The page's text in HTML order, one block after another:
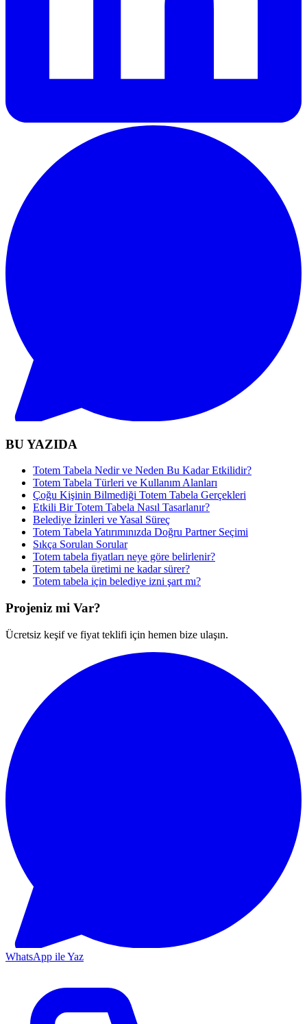
BU YAZIDA
Totem Tabela Nedir ve Neden Bu Kadar Etkilidir?
Totem Tabela Türleri ve Kullanım Alanları
Çoğu Kişinin Bilmediği Totem Tabela Gerçekleri
Etkili Bir Totem Tabela Nasıl Tasarlanır?
Belediye İzinleri ve Yasal Süreç
Totem Tabela Yatırımınızda Doğru Partner Seçimi
Sıkça Sorulan Sorular
Totem tabela fiyatları neye göre belirlenir?
Totem tabela üretimi ne kadar sürer?
Totem tabela için belediye izni şart mı?
Projeniz mi Var?
Ücretsiz keşif ve fiyat teklifi için hemen bize ulaşın.
WhatsApp ile Yaz